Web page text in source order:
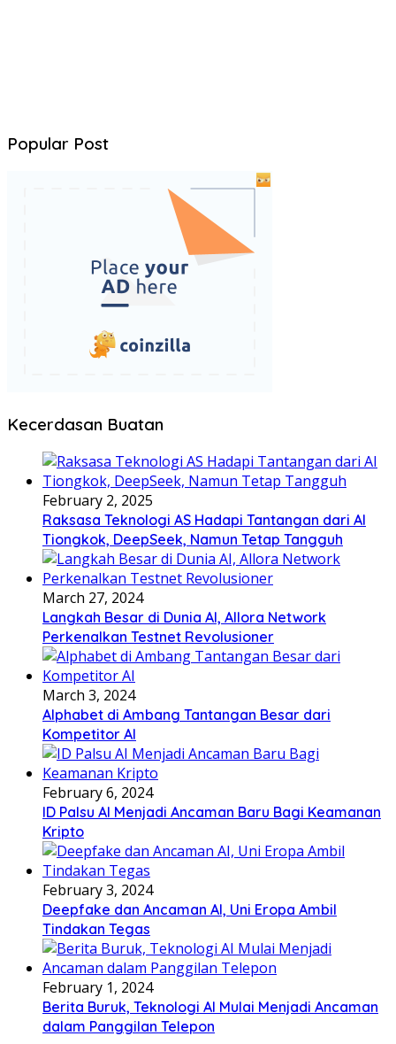
Popular Post
Kecerdasan Buatan
February 2, 2025
Raksasa Teknologi AS Hadapi Tantangan dari AI
Tiongkok, DeepSeek, Namun Tetap Tangguh
March 27, 2024
Langkah Besar di Dunia AI, Allora Network
Perkenalkan Testnet Revolusioner
March 3, 2024
Alphabet di Ambang Tantangan Besar dari
Kompetitor AI
February 6, 2024
ID Palsu AI Menjadi Ancaman Baru Bagi Keamanan
Kripto
February 3, 2024
Deepfake dan Ancaman AI, Uni Eropa Ambil
Tindakan Tegas
February 1, 2024
Berita Buruk, Teknologi AI Mulai Menjadi Ancaman
dalam Panggilan Telepon